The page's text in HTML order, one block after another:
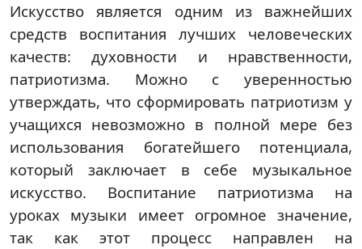
Искусство является одним из важнейших
средств воспитания лучших человеческих
качеств: духовности и нравственности,
патриотизма. Можно с уверенностью
утверждать, что сформировать патриотизм у
учащихся невозможно в полной мере без
использования богатейшего потенциала,
который заключает в себе музыкальное
искусство. Воспитание патриотизма на
уроках музыки имеет огромное значение,
так как этот процесс направлен на